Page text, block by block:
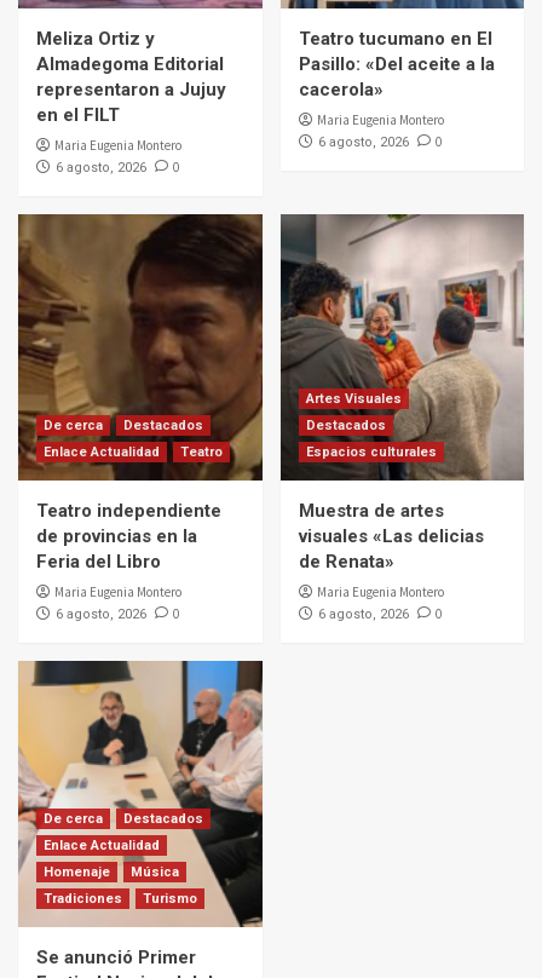
Meliza Ortiz y
Almadegoma Editorial
representaron a Jujuy
en el FILT
Maria Eugenia Montero
6 agosto, 2026 0
Teatro tucumano en El
Pasillo: «Del aceite a la
cacerola»
Maria Eugenia Montero
6 agosto, 2026 0
De cerca
Destacados
Enlace Actualidad
Teatro
Teatro independiente
de provincias en la
Feria del Libro
Maria Eugenia Montero
6 agosto, 2026 0
Artes Visuales
Destacados
Espacios culturales
Muestra de artes
visuales «Las delicias
de Renata»
Maria Eugenia Montero
6 agosto, 2026 0
De cerca
Destacados
Enlace Actualidad
Homenaje
Música
Tradiciones
Turismo
Se anunció Primer